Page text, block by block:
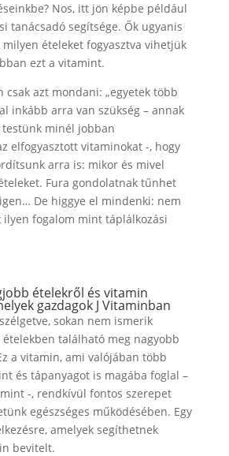
Nos, itt jön képbe például
tanácsadó segítsége. Ők ugyanis
ételeket fogyasztva vihetjük
ezt a vitamint.
csak azt mondani: „egyetek több
inkább arra van szükség – annak
minél jobban
elfogyasztott vitaminokat -, hogy
arra is: mikor és mivel
Fura gondolatnak tűnhet
De higgye el mindenki: nem
fogalom mint táplálkozási
ételekről és vitamin
gazdagok J Vitaminban
sokan nem ismerik
található meg nagyobb
a vitamin, ami valójában több
és tápanyagot is magába foglal –
-, rendkívül fontos szerepet
egészséges működésében. Egy
amelyek segíthetnek
bevitelt.